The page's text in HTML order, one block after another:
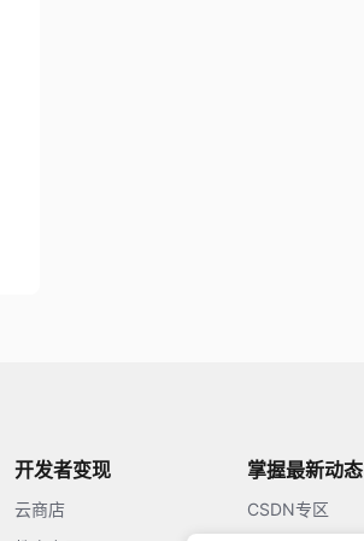
开发者变现
云商店
掌握最新动态
CSDN专区